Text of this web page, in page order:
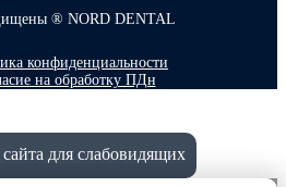
® NORD DENTAL
конфиденциальности
на обработку ПДн
для слабовидящих